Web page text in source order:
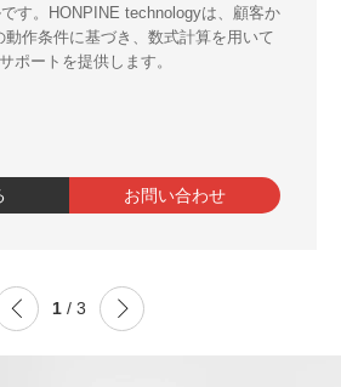
す。HONPINE technologyは、顧客か
動作条件に基づき、数式計算を用いて
ポートを提供します。
お問い合わせ
 1 / 3 